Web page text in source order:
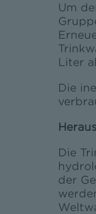
Um
Liter
Die
Die
der